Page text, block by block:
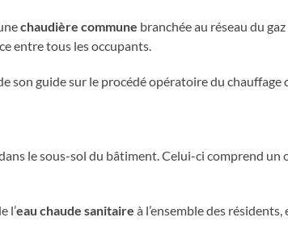
chaudière commune branchée au réseau du
entre tous les occupants.
son guide sur le procédé opératoire du chauffage
le sous-sol du bâtiment. Celui-ci comprend
l’eau chaude sanitaire à l’ensemble des